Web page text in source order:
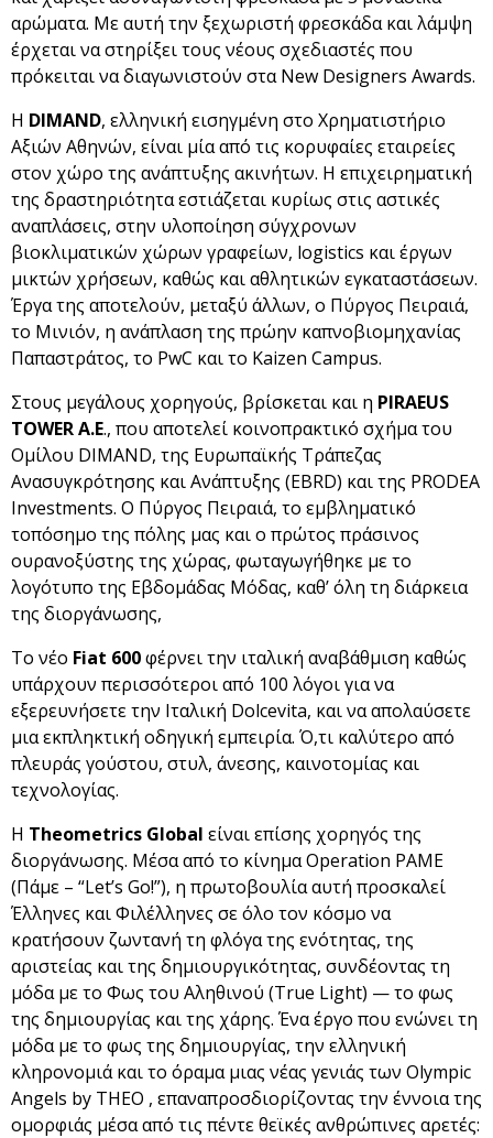
αρώματα. Με αυτή την ξεχωριστή φρεσκάδα και λάμψη
έρχεται να στηρίξει τους νέους σχεδιαστές που
πρόκειται να διαγωνιστούν στα New Designers Awards.
Η DIMAND, ελληνική εισηγμένη στο Χρηματιστήριο
Αξιών Αθηνών, είναι μία από τις κορυφαίες εταιρείες
στον χώρο της ανάπτυξης ακινήτων. H επιχειρηματική
της δραστηριότητα εστιάζεται κυρίως στις αστικές
αναπλάσεις, στην υλοποίηση σύγχρονων
βιοκλιματικών χώρων γραφείων, logistics και έργων
μικτών χρήσεων, καθώς και αθλητικών εγκαταστάσεων.
Έργα της αποτελούν, μεταξύ άλλων, ο Πύργος Πειραιά,
το Μινιόν, η ανάπλαση της πρώην καπνοβιομηχανίας
Παπαστράτος, το PwC και το Kaizen Campus.
Στους μεγάλους χορηγούς, βρίσκεται και η PIRAEUS
TOWER Α.Ε., που αποτελεί κοινοπρακτικό σχήμα του
Ομίλου DIMAND, της Ευρωπαϊκής Τράπεζας
Ανασυγκρότησης και Ανάπτυξης (EBRD) και της PRODEA
Investments. Ο Πύργος Πειραιά, το εμβληματικό
τοπόσημο της πόλης μας και ο πρώτος πράσινος
ουρανοξύστης της χώρας, φωταγωγήθηκε με το
λογότυπο της Εβδομάδας Μόδας, καθ’ όλη τη διάρκεια
της διοργάνωσης,
Το νέο Fiat 600φέρνει την ιταλική αναβάθμιση καθώς
υπάρχουν περισσότεροι από 100 λόγοι για να
εξερευνήσετε την Ιταλική Dolcevita, και να απολαύσετε
μια εκπληκτική οδηγική εμπειρία. Ό,τι καλύτερο από
πλευράς γούστου, στυλ, άνεσης, καινοτομίας και
τεχνολογίας.
Η Theometrics Global είναι επίσης χορηγός της
διοργάνωσης. Μέσα από το κίνημα Operation PAME
(Πάμε – “Let’s Go!”), η πρωτοβουλία αυτή προσκαλεί
Έλληνες και Φιλέλληνες σε όλο τον κόσμο να
κρατήσουν ζωντανή τη φλόγα της ενότητας, της
αριστείας και της δημιουργικότητας, συνδέοντας τη
μόδα με το Φως του Αληθινού (True Light) — το φως
της δημιουργίας και της χάρης. Ένα έργο που ενώνει τη
μόδα με το φως της δημιουργίας, την ελληνική
κληρονομιά και το όραμα μιας νέας γενιάς των Olympic
Angels by THEO , επαναπροσδιορίζοντας την έννοια της
ομορφιάς μέσα από τις πέντε θεϊκές ανθρώπινες αρετές: